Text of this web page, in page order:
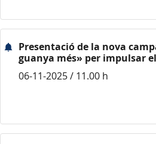
Presentació de la nova
guanya més» per impulsar
06-11-2025 / 11.00 h